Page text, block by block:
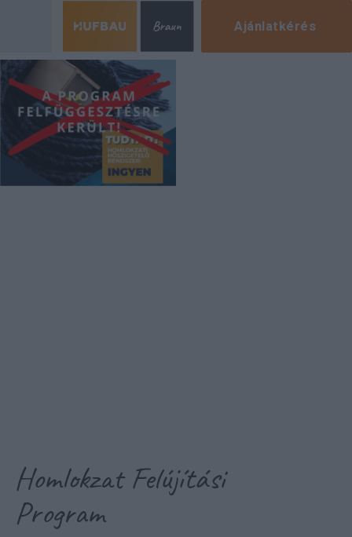
Ajánlatkérés
Homlokzat Felújítási
Program